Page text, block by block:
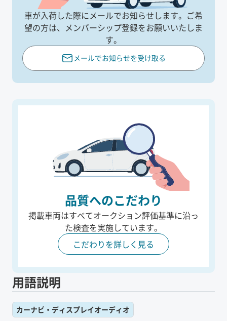
車が入荷した際にメールでお知らせします。 ご希
望の方は、メンバーシップ登録をお願いいたしま
す。
メールでお知らせを受け取る
品質へのこだわり
掲載車両はすべてオークション評価基準に沿っ
た検査を実施しています。
こだわりを詳しく見る
用語説明
カーナビ・ディスプレイオーディオ